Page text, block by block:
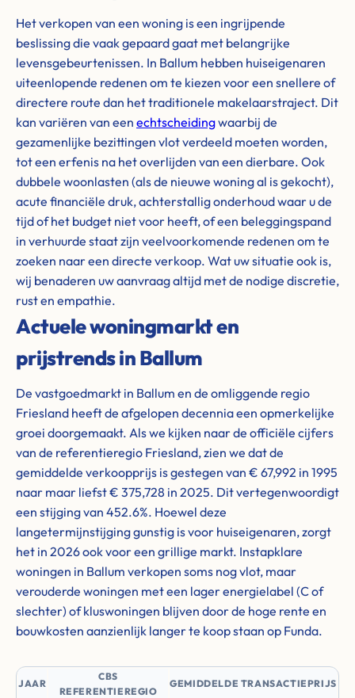
Het verkopen van een woning is een ingrijpende
beslissing die vaak gepaard gaat met belangrijke
levensgebeurtenissen. In Ballum hebben huiseigenaren
uiteenlopende redenen om te kiezen voor een snellere of
directere route dan het traditionele makelaarstraject. Dit
kan variëren van een echtscheidingwaarbij de
gezamenlijke bezittingen vlot verdeeld moeten worden,
tot een erfenis na het overlijden van een dierbare. Ook
dubbele woonlasten (als de nieuwe woning al is gekocht),
acute financiële druk, achterstallig onderhoud waar u de
tijd of het budget niet voor heeft, of een beleggingspand
in verhuurde staat zijn veelvoorkomende redenen om te
zoeken naar een directe verkoop. Wat uw situatie ook is,
wij benaderen uw aanvraag altijd met de nodige discretie,
rust en empathie.
Actuele woningmarkt en
prijstrends in Ballum
De vastgoedmarkt in Ballum en de omliggende regio
Friesland heeft de afgelopen decennia een opmerkelijke
groei doorgemaakt. Als we kijken naar de officiële cijfers
van de referentieregio Friesland, zien we dat de
gemiddelde verkoopprijs is gestegen van € 67,992 in 1995
naar maar liefst € 375,728 in 2025. Dit vertegenwoordigt
een stijging van 452.6%. Hoewel deze
langetermijnstijging gunstig is voor huiseigenaren, zorgt
het in 2026 ook voor een grillige markt. Instapklare
woningen in Ballum verkopen soms nog vlot, maar
verouderde woningen met een lager energielabel (C of
slechter) of kluswoningen blijven door de hoge rente en
bouwkosten aanzienlijk langer te koop staan op Funda.
JAAR
CBS
REFERENTIEREGIO
GEMIDDELDE TRANSACTIEPRIJS